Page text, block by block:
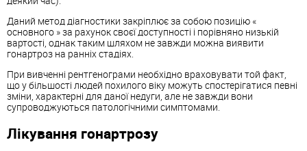
Даний метод діагностики закріплює за собою позицію «
основного » за рахунок своєї доступності і порівняно низькій
вартості, однак таким шляхом не завжди можна виявити
гонартроз на ранніх стадіях.
При вивченні рентгенограми необхідно враховувати той факт,
що у більшості людей похилого віку можуть спостерігатися певні
зміни, характерні для даної недуги, але не завжди вони
супроводжуються патологічними симптомами.
Лікування гонартрозу